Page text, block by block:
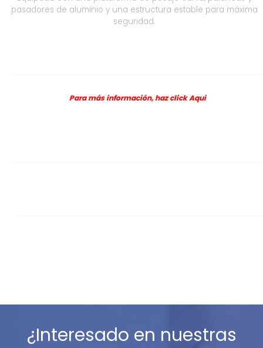
ARG
pasadores de aluminio y una estructura estable para máxima
seguridad.
Para más información, haz clickAqui
¿Interesado en nuestras